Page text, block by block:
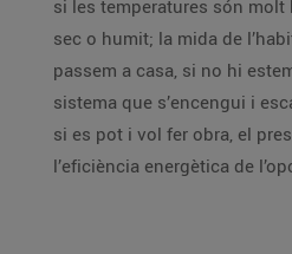
si les temperatures són molt baixes, és un clima
sec o humit; la mida de l’habitatge; el
passem a casa, si no hi
sistema que s’encengui i escalfi la casa ràpidament;
si es pot i vol fer obra, el pressupost que tenim i